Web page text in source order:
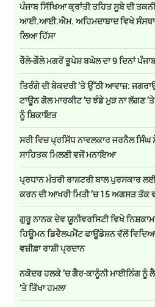
ਪੰਜਾਬ ਸਿੱਖਿਆ ਕ੍ਰਾਂਤੀ ਤਹਿਤ ਸੂਬੇ ਦੀ
ਆਈ.ਆਈ.ਐਮ. ਅਹਿਮਦਾਬਾਦ ਵਿਖੇ
ਲਿਆ ਹਿੱਸਾ
ਰੌਲੇ-ਗੌਲੇ ਮਗਰੋਂ ਭੂਪੇਸ਼ ਬਘੇਲ ਦਾ 9 ਦਿਨਾਂ
ਤਿਰੰਗੇ ਦੀ ਬੇਕਦਰੀ ’ਤੇ ਉੱਠੀ ਆਵਾਜ਼:
ਟਾਊਨ ਗੋਲ ਮਾਰਕੀਟ ’ਚ ਝੰਡੇ ਮੁੜ ਨਾ ਲੱਗਣ
ਨੂੰ ਸ਼ਿਕਾਇਤ
ਸਰੀ ਵਿਚ ਪ੍ਰਸਿੱਧ ਨਾਵਲਕਾਰ ਜਰਨੈਲ ਸਿੰਘ
ਸਾਹਿਤਕ ਮਿਲਣੀ ਵਜੋਂ ਮਨਾਇਆ
ਪ੍ਰਧਾਨ ਮੰਤਰੀ ਰਾਸ਼ਟਰੀ ਬਾਲ ਪੁਰਸਕਾਰ
ਕਰਨ ਦੀ ਆਖਰੀ ਮਿਤੀ ’ਚ 15 ਅਗਸਤ ਤੱਕ
ਗੁਰੂ ਨਾਨਕ ਦੇਵ ਯੂਨੀਵਰਸਿਟੀ ਵਿਖੇ
ਹਿਊਮਨ ਡਿਵੈਲਪਮੈਂਟ ਫਾਊਂਡੇਸ਼ਨ ਵੱਲੋਂ
ਵਜ਼ੀਫ਼ਾ ਰਾਸ਼ੀ ਪ੍ਰਦਾਨ
ਨਕੋਦਰ ਹਲਕੇ ’ਚ ਗੈਰ-ਕਾਨੂੰਨੀ ਮਾਈਨਿੰਗ ਨੂੰ
’ਤੇ ਤਿੱਖਾ ਹਮਲਾ